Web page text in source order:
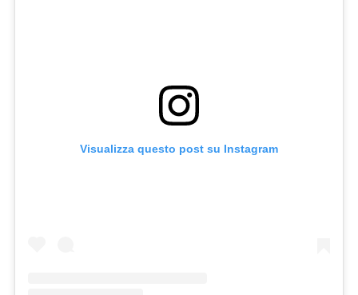
Visualizza questo post su Instagram